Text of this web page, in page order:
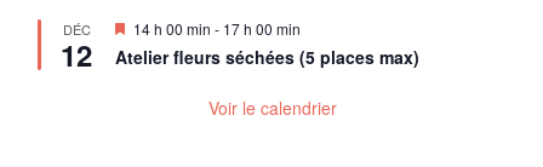
DÉC
12
Mis
en
avant
14 h 00 min - 17 h 00 min
Atelier fleurs séchées (5 places max)
Voir le calendrier